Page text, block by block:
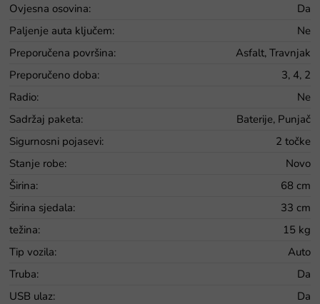
Ovjesna osovina:
Da
Paljenje auta ključem:
Ne
Preporučena površina:
Asfalt, Travnjak
Preporučeno doba:
3, 4, 2
Radio:
Ne
Sadržaj paketa:
Baterije, Punjač
Sigurnosni pojasevi:
2 točke
Stanje robe:
Novo
Širina:
68 cm
Širina sjedala:
33 cm
težina:
15 kg
Tip vozila:
Auto
Truba:
Da
USB ulaz:
Da